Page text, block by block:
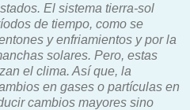
El sistema tierra-sol
de tiempo, como se
y enfriamientos y por la
solares. Pero, estas
el clima. Así que, la
en gases o partículas en
cambios mayores sino